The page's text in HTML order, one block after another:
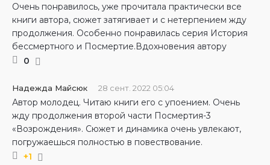
Очень понравилось, уже прочитала практически все
книги автора, сюжет затягивает и с нетерпением жду
продолжения. Особенно понравилась серия История
бессмертного и Посмертие.Вдохновения автору
0
Надежда Майсюк 28 сент. 2022 05:04
Автор молодец. Читаю книги его с упоением. Очень
жду продолжения второй части Посмертия-3
«Возрождения». Сюжет и динамика очень увлекают,
погружаешься полностью в повествование.
+1